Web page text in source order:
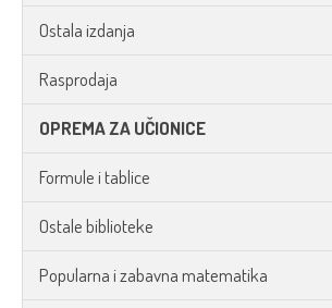
Ostala izdanja
Rasprodaja
OPREMA ZA UČIONICE
Formule i tablice
Ostale biblioteke
Popularna i zabavna matematika